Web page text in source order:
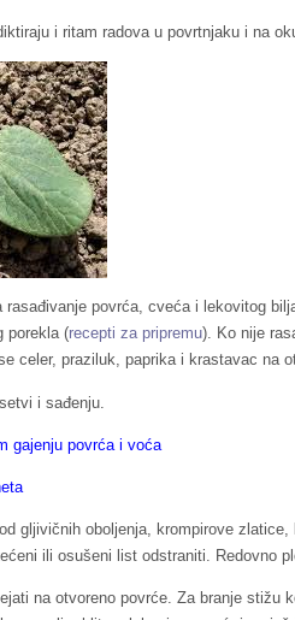
i ritam radova u povrtnjaku i na
rasađivanje povrća, cveća i lekovitog
porekla (recepti za pripremu). Ko nije
celer, praziluk, paprika i krastavac na
i sađenju.
gajenju povrća i voća
gljivičnih oboljenja, krompirove
ili osušeni list odstraniti. Redovno
na otvoreno povrće. Za branje stižu
Ovaj sajt, kao i mnogi drugi,
sledećem